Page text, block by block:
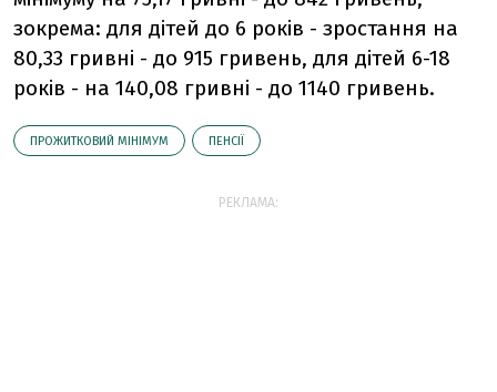
зокрема: для дітей до 6 років - зростання на
80,33 гривні - до 915 гривень, для дітей 6-18
років - на 140,08 гривні - до 1140 гривень.
ПРОЖИТКОВИЙ МІНІМУМ ПЕНСІЇ
РЕКЛАМА: